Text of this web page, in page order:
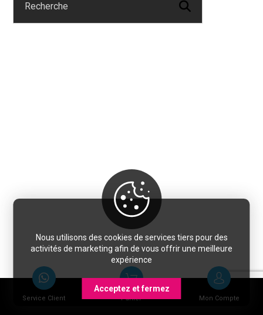
Service Client Panier Mon Compte
Nous utilisons des cookies de services tiers pour des
activités de marketing afin de vous offrir une meilleure
expérience
Acceptez et fermez